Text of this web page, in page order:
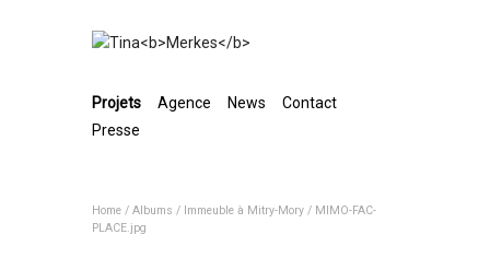
Projets Agence News
Contact
Presse
Home / Albums / Immeuble à Mitry-Mory / MIMO-FAC-
PLACE.jpg